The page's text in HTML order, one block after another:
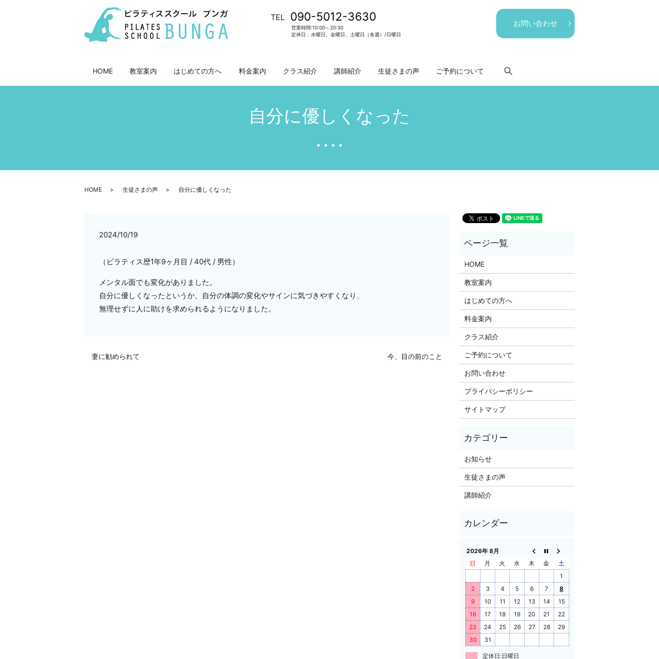
TEL 090-5012-3630
営業時間:10:00～20:30
定休日：水曜日、金曜日、土曜日（各週）/日曜日
お問い合わせ
HOME 教室案内 はじめての方へ 料金案内 クラス紹介 講師紹介 生徒さまの声 ご予約について
自分に優しくなった
HOME 生徒さまの声 自分に優しくなった
2024/10/19
（ピラティス歴1年9ヶ月目 / 40代 / 男性）
メンタル面でも変化がありました。
自分に優しくなったというか、自分の体調の変化やサインに気づきやすくなり、
無理せずに人に助けを求められるようになりました。
妻に勧められて 今、目の前のこと
HOME
教室案内
はじめての方へ
料金案内
クラス紹介
ご予約について
お問い合わせ
プライバシーポリシー
サイトマップ
お知らせ
生徒さまの声
講師紹介
2026年 8月
日
月 火 水 木 金
土
1
2
3 4 5 6 7
8
9
10 11 12 13 14
15
16
17 18 19 20 21
22
23
24 25 26 27 28
29
30
31
定休日:日曜日